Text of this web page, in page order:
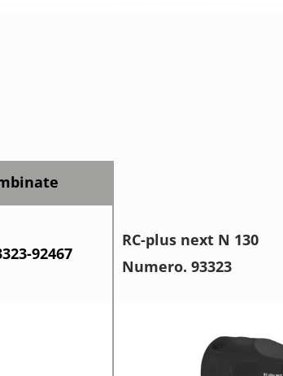
92467
RC-plus next N 130
Numero. 93323